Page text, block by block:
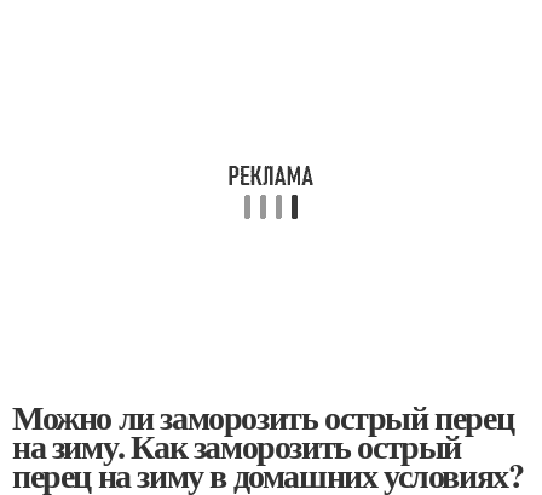
Можно ли заморозить острый перец
на зиму. Как заморозить острый
перец на зиму в домашних условиях?